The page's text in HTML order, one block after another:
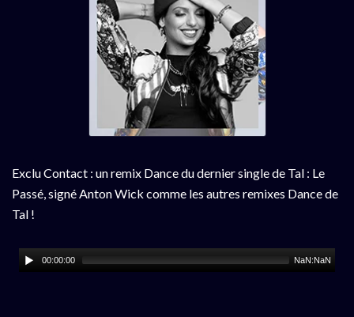
Exclu Contact : un remix Dance du dernier single de Tal : Le
Passé, signé Anton Wick comme les autres remixes Dance de
Tal !
00:00:00 NaN:NaN